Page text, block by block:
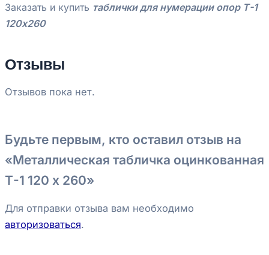
Заказать и купить таблички для нумерации опор Т-1
120х260
Отзывы
Отзывов пока нет.
Будьте первым, кто оставил отзыв на
«Металлическая табличка оцинкованная
Т-1 120 х 260»
Для отправки отзыва вам необходимо
авторизоваться.